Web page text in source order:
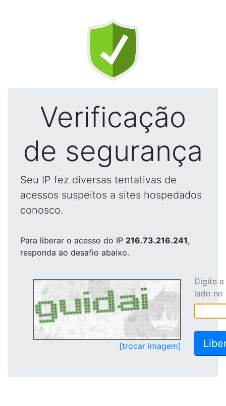
Verificação
de segurança
Seu IP fez diversas tentativas de
acessos suspeitos a sites hospedados
conosco.
Para liberar o acesso do IP 216.73.216.241,
responda ao desafio abaixo.
[trocar imagem]
Digite
lado no